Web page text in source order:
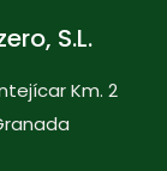
S.L.
Km. 2